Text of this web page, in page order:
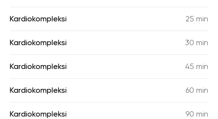
Kardiokompleksi 25 min
Kardiokompleksi 30 min
Kardiokompleksi 45 min
Kardiokompleksi 60 min
Kardiokompleksi 90 min